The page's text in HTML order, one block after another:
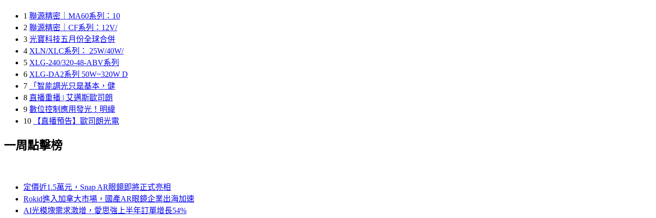
1 聯源精密｜MA60系列：10
2 聯源精密｜CF系列：12V/
3 光寶科技五月份全球合併
4 XLN/XLC系列： 25W/40W/
5 XLG-240/320-48-ABV系列
6 XLG-DA2系列 50W~320W D
7
「智能調光只是基本，健
8 直播重播 | 艾邁斯歐司朗
9 數位控制應用發光！明緯
10
【直播預告】歐司朗光電
一周點擊榜
定價近1.5萬元，Snap AR眼鏡即將正式亮相
Rokid進入加拿大市場，國產AR眼鏡企業出海加速
AI光模塊需求激增，愛思強上半年訂單增長54%